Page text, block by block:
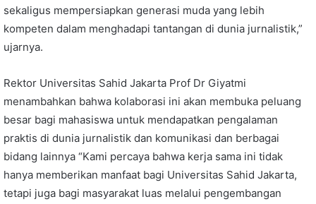
sekaligus mempersiapkan generasi muda yang lebih
kompeten dalam menghadapi tantangan di dunia jurnalistik,”
ujarnya.
Rektor Universitas Sahid Jakarta Prof Dr Giyatmi
menambahkan bahwa kolaborasi ini akan membuka peluang
besar bagi mahasiswa untuk mendapatkan pengalaman
praktis di dunia jurnalistik dan komunikasi dan berbagai
bidang lainnya “Kami percaya bahwa kerja sama ini tidak
hanya memberikan manfaat bagi Universitas Sahid Jakarta,
tetapi juga bagi masyarakat luas melalui pengembangan